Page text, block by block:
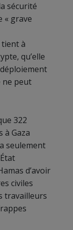
sécurité
« grave
tient à
qu’elle
ne peut
322
à Gaza
seulement
d’avoir
civiles
travailleurs